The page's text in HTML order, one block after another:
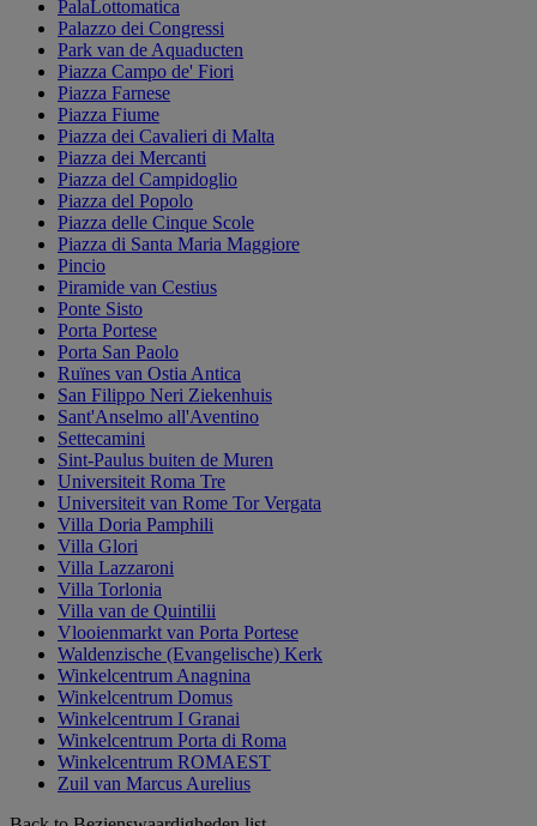
PalaLottomatica
Palazzo dei Congressi
Park van de Aquaducten
Piazza Campo de' Fiori
Piazza Farnese
Piazza Fiume
Piazza dei Cavalieri di Malta
Piazza dei Mercanti
Piazza del Campidoglio
Piazza del Popolo
Piazza delle Cinque Scole
Piazza di Santa Maria Maggiore
Pincio
Piramide van Cestius
Ponte Sisto
Porta Portese
Porta San Paolo
Ruïnes van Ostia Antica
San Filippo Neri Ziekenhuis
Sant'Anselmo all'Aventino
Settecamini
Sint-Paulus buiten de Muren
Universiteit Roma Tre
Universiteit van Rome Tor Vergata
Villa Doria Pamphili
Villa Glori
Villa Lazzaroni
Villa Torlonia
Villa van de Quintilii
Vlooienmarkt van Porta Portese
Waldenzische (Evangelische) Kerk
Winkelcentrum Anagnina
Winkelcentrum Domus
Winkelcentrum I Granai
Winkelcentrum Porta di Roma
Winkelcentrum ROMAEST
Zuil van Marcus Aurelius